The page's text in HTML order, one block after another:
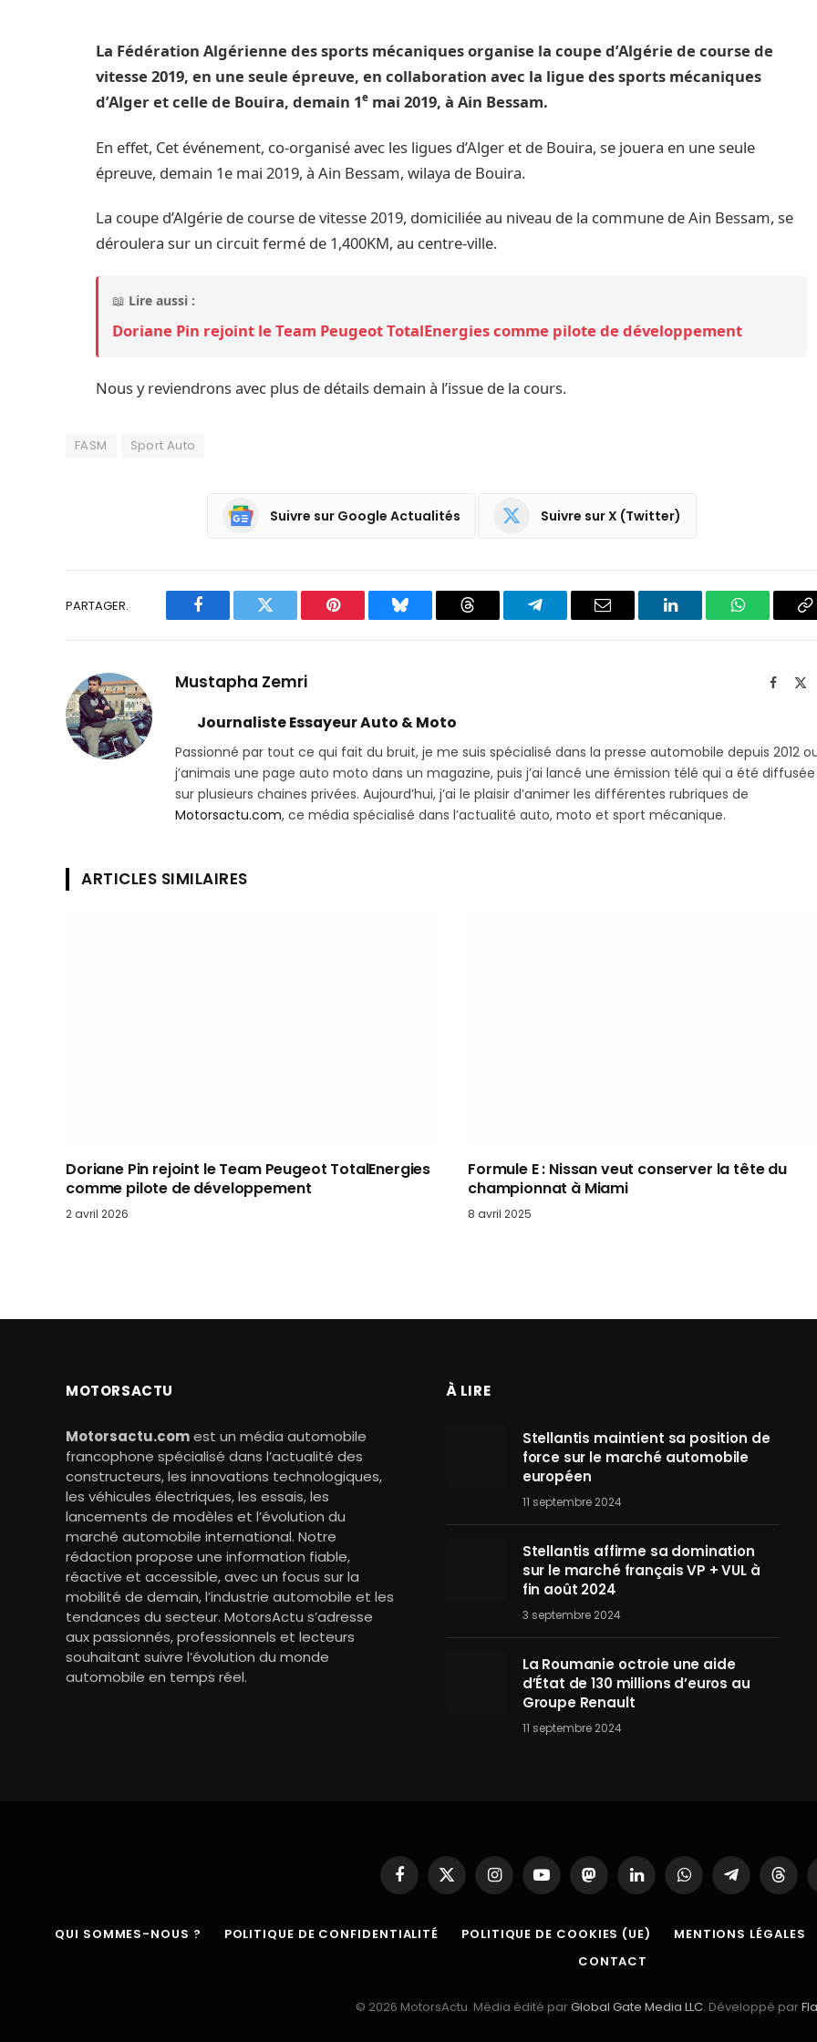
La Fédération Algérienne des sports mécaniques organise la coupe d’Algérie de course de
vitesse 2019, en une seule épreuve, en collaboration avec la ligue des sports mécaniques
d’Alger et celle de Bouira, demain 1e mai 2019, à Ain Bessam.
En effet, Cet événement, co-organisé avec les ligues d’Alger et de Bouira, se jouera en une seule
épreuve, demain 1e mai 2019, à Ain Bessam, wilaya de Bouira.
La coupe d’Algérie de course de vitesse 2019, domiciliée au niveau de la commune de Ain Bessam, se
déroulera sur un circuit fermé de 1,400KM, au centre-ville.
📖 Lire aussi :
Doriane Pin rejoint le Team Peugeot TotalEnergies comme pilote de développement
Nous y reviendrons avec plus de détails demain à l’issue de la cours.
FASM Sport Auto
Suivre sur Google Actualités Suivre sur X (Twitter)
PARTAGER.
Facebook Twitter Pinterest Bluesky Threads
Partager
Email LinkedIn WhatsApp
Mustapha Zemri
Journaliste Essayeur Auto & Moto
Passionné par tout ce qui fait du bruit, je me suis spécialisé dans la presse automobile depuis 2012
j’animais une page auto moto dans un magazine, puis j’ai lancé une émission télé qui a été diffusée
sur plusieurs chaines privées. Aujourd’hui, j’ai le plaisir d’animer les différentes rubriques de
Motorsactu.com, ce média spécialisé dans l’actualité auto, moto et sport mécanique.
ARTICLES SIMILAIRES
Doriane Pin rejoint le Team Peugeot TotalEnergies
comme pilote de développement
2 avril 2026
Formule E : Nissan veut conserver la tête du
championnat à Miami
8 avril 2025
MOTORSACTU
Motorsactu.comest un média automobile
francophone spécialisé dans l’actualité des
constructeurs, les innovations technologiques,
les véhicules électriques, les essais, les
lancements de modèles et l’évolution du
marché automobile international. Notre
rédaction propose une information fiable,
réactive et accessible, avec un focus sur la
mobilité de demain, l’industrie automobile et les
tendances du secteur. MotorsActu s’adresse
aux passionnés, professionnels et lecteurs
souhaitant suivre l’évolution du monde
automobile en temps réel.
À LIRE
Stellantis maintient sa position de
force sur le marché automobile
européen
11 septembre 2024
Stellantis affirme sa domination
sur le marché français VP + VUL à
fin août 2024
3 septembre 2024
La Roumanie octroie une aide
d’État de 130 millions d’euros au
Groupe Renault
11 septembre 2024
Facebook
X
(Twitter)
InstagramYouTubeMastodonLinkedInWhatsAppPartager
sur
QUI SOMMES-NOUS ? POLITIQUE DE CONFIDENTIALITÉ POLITIQUE DE COOKIES (UE) MENTIONS LÉGALES
CONTACT
© 2026 MotorsActu. Média édité parGlobal Gate Media LLC. Développé par